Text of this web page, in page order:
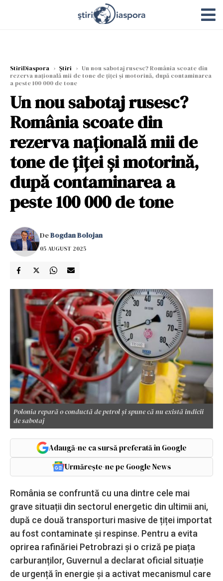
StiriDiaspora › Știri › Un nou sabotaj rusesc? România scoate din
rezerva națională mii de tone de țiței și motorină, după contaminarea
a peste 100 000 de tone
Un nou sabotaj rusesc?
România scoate din
rezerva națională mii de
tone de țiței și motorină,
după contaminarea a
peste 100 000 de tone
DeBogdan Bolojan
05 AUGUST 2025
Polonia repară o conductă de petrol și spune că nu există indicii
de sabotaj
Adaugă-ne ca sursă preferată în Google
Urmărește-ne pe Google News
România se confruntă cu una dintre cele mai
grave situații din sectorul energetic din ultimii ani,
după ce două transporturi masive de țiței importat
au fost contaminate și respinse. Pentru a evita
oprirea rafinăriei Petrobrazi și o criză pe piața
carburanților, Guvernul a declarat oficial situație
de urgență în energie și a activat mecanismul care